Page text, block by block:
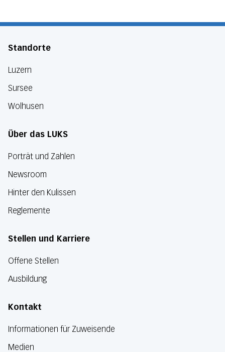
Standorte
Luzern
Sursee
Wolhusen
Über das LUKS
Porträt und Zahlen
Newsroom
Hinter den Kulissen
Reglemente
Stellen und Karriere
Offene Stellen
Ausbildung
Kontakt
Informationen für Zuweisende
Medien